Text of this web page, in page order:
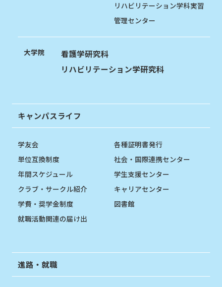
リハビリテーション学科実習
管理センター
大学院
看護学研究科
リハビリテーション学研究科
キャンパスライフ
学友会
単位互換制度
年間スケジュール
クラブ・サークル紹介
学費・奨学金制度
就職活動関連の届け出
各種証明書発行
社会・国際連携センター
学生支援センター
キャリアセンター
図書館
進路・就職